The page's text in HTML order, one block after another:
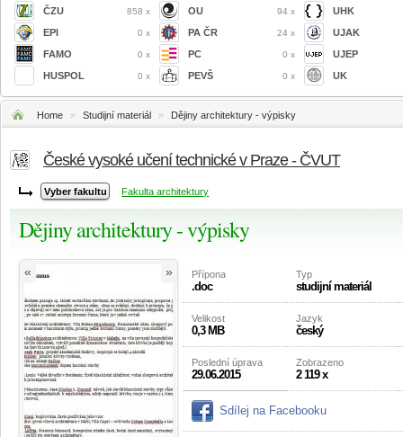
ČZU 858 x
EPI 0 x
FAMO 0 x
HUSPOL 0 x
OU 94 x
PA ČR 24 x
PC 0 x
PEVŠ 0 x
UHK
UJAK
UJEP
UK
Home » Studijní materiál » Dějiny architektury - výpisky
České vysoké učení technické v Praze - ČVUT
Fakulta architektury
Dějiny architektury - výpisky
« » Přípona
.doc
Typ
studijní materiál
Velikost
0,3 MB
Jazyk
český
Poslední úprava
29.06.2015
Zobrazeno
2 119 x
Sdílej na Facebooku